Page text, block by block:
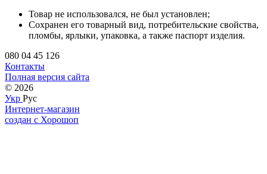
Товар не использовался, не был установлен;
Сохранен его товарный вид, потребительские свойства,
пломбы, ярлыки, упаковка, а также паспорт изделия.
080 04 45 126
Контакты
Полная версия сайта
© 2026
Укр Рус
Интернет-магазин
создан с Хорошоп